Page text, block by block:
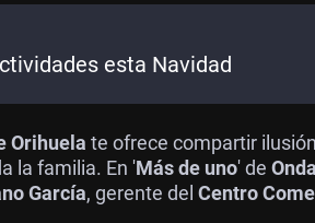
esta Navidad
Orihuela te ofrece compartir
la familia. En 'Más de uno' de
García, gerente del Centro